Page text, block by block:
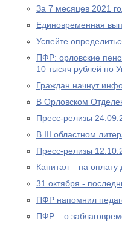
За 7 месяцев 2021
Единовременная
Успейте
ПФР: орловские
10 тысяч рублей по
Граждан начнут
В Орловском
Пресс-релизы
В III областном
Пресс-релизы
Капитал – на оплату
31 октября -
ПФР напомнил
ПФР – о